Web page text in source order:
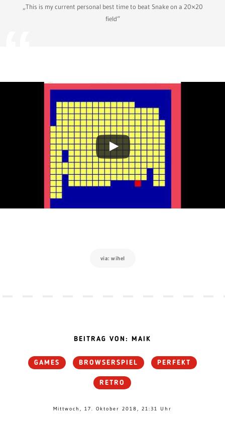
„This is my current personal best time to beat Snake on a 20×20
field“
via: wihel
BEITRAG VON: MAIK
GAMES BROWSERSPIEL PERFEKT
RETRO
Mittwoch, 17. Oktober 2018, 21:31 Uhr